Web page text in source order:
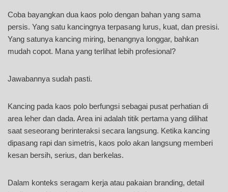
Coba bayangkan dua kaos polo dengan bahan yang sama
persis. Yang satu kancingnya terpasang lurus, kuat, dan presisi.
Yang satunya kancing miring, benangnya longgar, bahkan
mudah copot. Mana yang terlihat lebih profesional?
Jawabannya sudah pasti.
Kancing pada kaos polo berfungsi sebagai pusat perhatian di
area leher dan dada. Area ini adalah titik pertama yang dilihat
saat seseorang berinteraksi secara langsung. Ketika kancing
dipasang rapi dan simetris, kaos polo akan langsung memberi
kesan bersih, serius, dan berkelas.
Dalam konteks seragam kerja atau pakaian branding, detail